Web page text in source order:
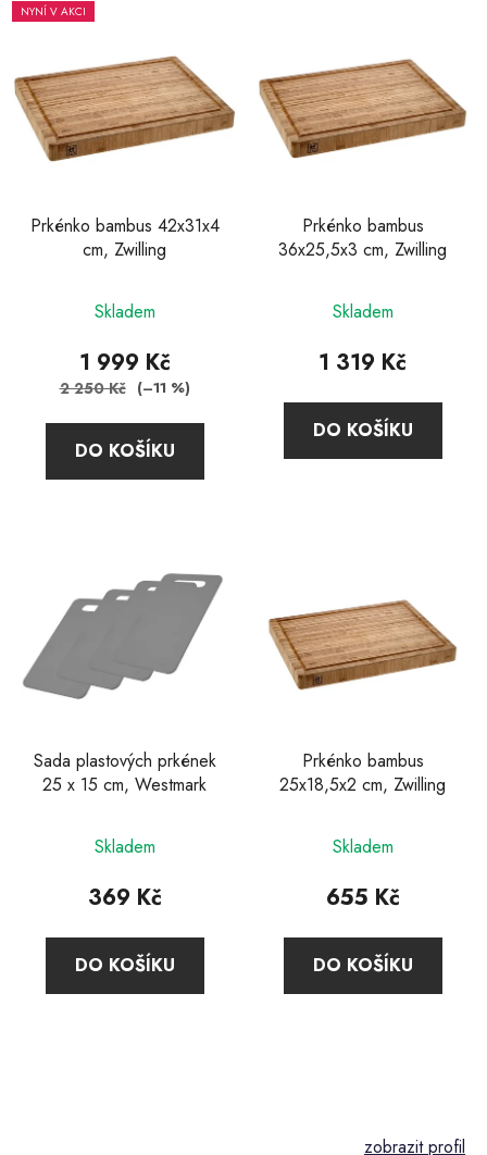
NYNÍ V AKCI
Prkénko bambus 42x31x4
cm, Zwilling
hodnocení
produktu
je
z
Skladem
1 999 Kč
2 250 Kč (–11 %)
DO KOŠÍKU
Prkénko bambus
36x25,5x3 cm, Zwilling
hodnocení
produktu
5,0
z
Skladem
1 319 Kč
DO KOŠÍKU
Sada plastových prkének
25 x 15 cm, Westmark
Skladem
369 Kč
DO KOŠÍKU
Prkénko bambus
25x18,5x2 cm, Zwilling
hodnocení
produktu
5,0
z
Skladem
655 Kč
DO KOŠÍKU